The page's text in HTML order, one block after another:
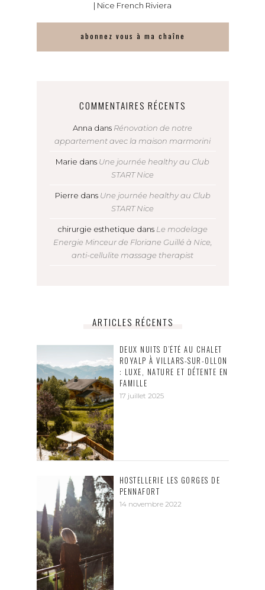
| Nice French Riviera
abonnez vous à ma chaîne
COMMENTAIRES RÉCENTS
Anna dans Rénovation de notre
appartement avec la maison marmorini
Marie dans Une journée healthy au Club
START Nice
Pierre dans Une journée healthy au Club
START Nice
chirurgie esthetique dans Le modelage
Energie Minceur de Floriane Guillé à Nice,
anti-cellulite massage therapist
ARTICLES RÉCENTS
DEUX NUITS D’ÉTÉ AU CHALET
ROYALP À VILLARS-SUR-OLLON
: LUXE, NATURE ET DÉTENTE EN
FAMILLE
17 juillet 2025
HOSTELLERIE LES GORGES DE
PENNAFORT
14 novembre 2022